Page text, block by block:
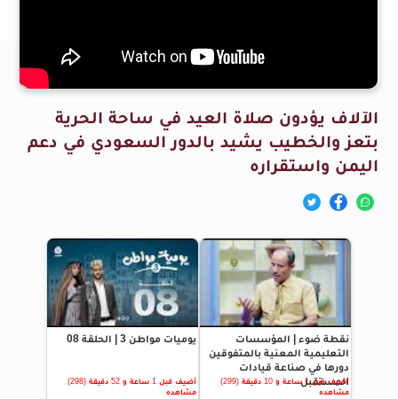
الآلاف يؤدون صلاة العيد في ساحة الحرية
بتعز والخطيب يشيد بالدور السعودي في دعم
اليمن واستقراره
نقطة ضوء | المؤسسات
التعليمية المعنية بالمتفوقين
دورها في صناعة قيادات
المستقبل
أضيف قبل 1 ساعة و 10 دقيقة (299)
مشاهده
يوميات مواطن 3 | الحلقة 08
أضيف قبل 1 ساعة و 52 دقيقة (298)
مشاهده